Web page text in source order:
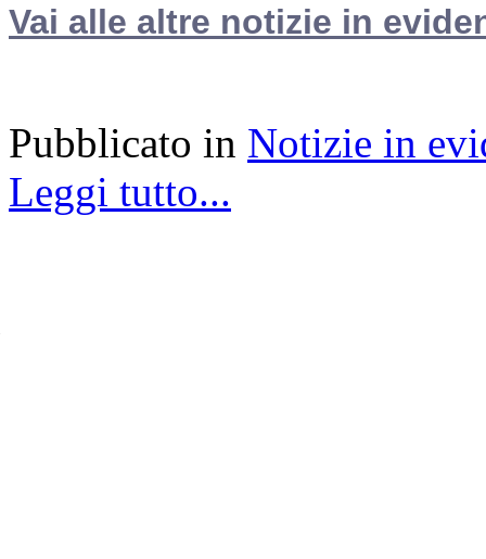
Vai alle altre notizie in
Pubblicato in Notizie in
Leggi tutto...